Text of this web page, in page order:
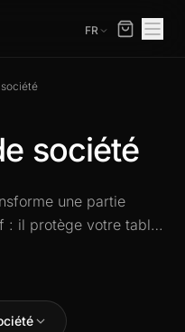
FR
société
une partie
: il protège votre table
des figurines, atténue
les plateaux